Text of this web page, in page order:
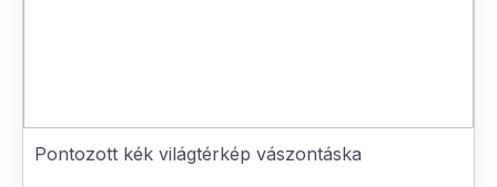
Pontozott kék világtérkép vászontáska